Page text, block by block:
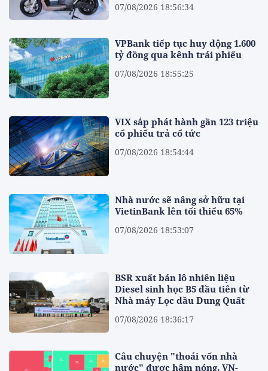
07/08/2026 18:56:34
VPBank tiếp tục huy động 1.600
tỷ đồng qua kênh trái phiếu
07/08/2026 18:55:25
VIX sắp phát hành gần 123 triệu
cổ phiếu trả cổ tức
07/08/2026 18:54:44
Nhà nước sẽ nâng sở hữu tại
VietinBank lên tối thiểu 65%
07/08/2026 18:53:07
BSR xuất bán lô nhiên liệu
Diesel sinh học B5 đầu tiên từ
Nhà máy Lọc dầu Dung Quất
07/08/2026 18:36:17
Câu chuyện "thoái vốn nhà
nước" được hâm nóng, VN-